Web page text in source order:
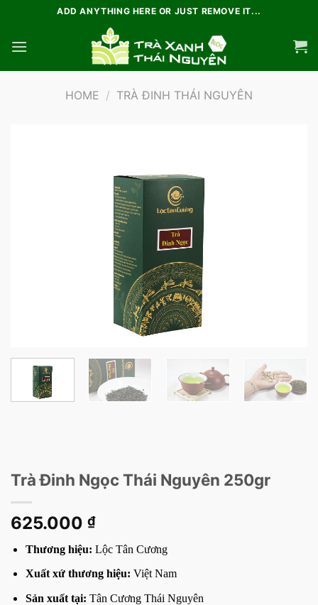
nội
ADD ANYTHING HERE OR JUST REMOVE IT...
HOME / TRÀ ĐINH THÁI NGUYÊN
Trà Đinh Ngọc Thái Nguyên 250gr
625.000 ₫
Thương hiệu: Lộc Tân Cương
Xuất xứ thương hiệu: Việt Nam
Sản xuất tại: Tân Cương Thái Nguyên